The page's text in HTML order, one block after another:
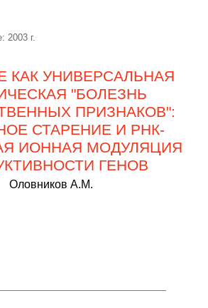
2003 г.
КАК УНИВЕРСАЛЬНАЯ
"БОЛЕЗНЬ
ПРИЗНАКОВ":
СТАРЕНИЕ И РНК-
ИОННАЯ МОДУЛЯЦИЯ
ГЕНОВ
Оловников А.М.